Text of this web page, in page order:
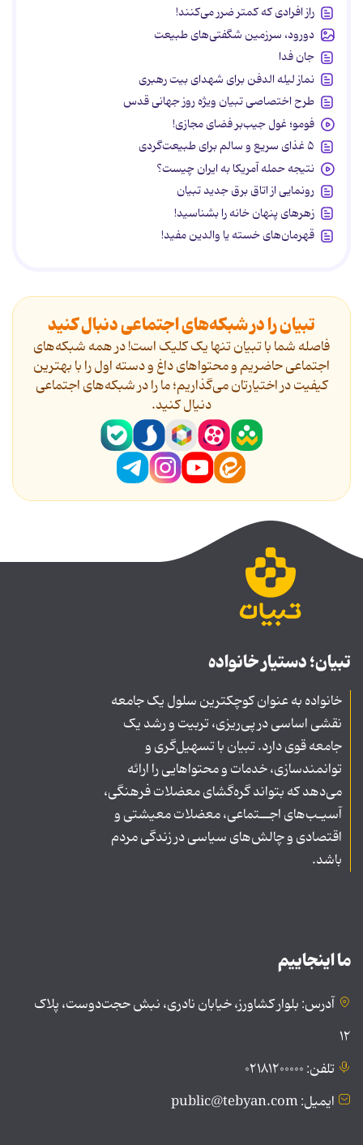
راز افرادی که کمتر ضرر می‌کنند!
دورود، سرزمین شگفتی‌های طبیعت
جان فدا
نماز لیله الدفن برای شهدای بیت رهبری
طرح اختصاصی تبیان ویژه روز جهانی قدس
فومو؛ غول جیب‌بر فضای مجازی!
۵ غذای سریع و سالم برای طبیعت‌گردی
نتیجه حمله آمریکا به ایران چیست؟
رونمایی از اتاق برق جدید تبیان
زهرهای پنهان خانه را بشناسید!
قهرمان‌های خسته یا والدین مفید!
تبیان را در شبکه‌های اجتماعی دنبال کنید
فاصله شما با تبیان تنها یک کلیک است! در همه شبکه‌های
اجتماعی حاضریم و محتواهای داغ و دسته اول را با بهترین
کیفیت در اختیارتان می‌گذاریم؛ ما را در شبکه‌های اجتماعی
دنیال کنید.
تبیان؛ دستیار خانواده
خانواده به عنوان کوچکترین سلول یک جامعه
نقشی اساسی در پی‌ریزی، تربیت و رشد یک
جامعه قوی دارد. تبیان با تسهیل‌گری و
توانمندسازی، خدمات و محتواهایی را ارائه
می‌دهد که بتواند گره‌گشای معضلات فرهنگی،
آسیـب‌های اجــتماعی، معضلات معیشتی و
اقتصادی و چالش‌های سیاسی در زندگی مردم
باشد.
ما اینجاییم
آدرس: بلوار کشاورز، خیابان نادری، نبش حجت‌دوست، پلاک
۱۲
تلفن: ۰۲۱۸۱۲۰۰۰۰۰
ایمیل: public@tebyan.com